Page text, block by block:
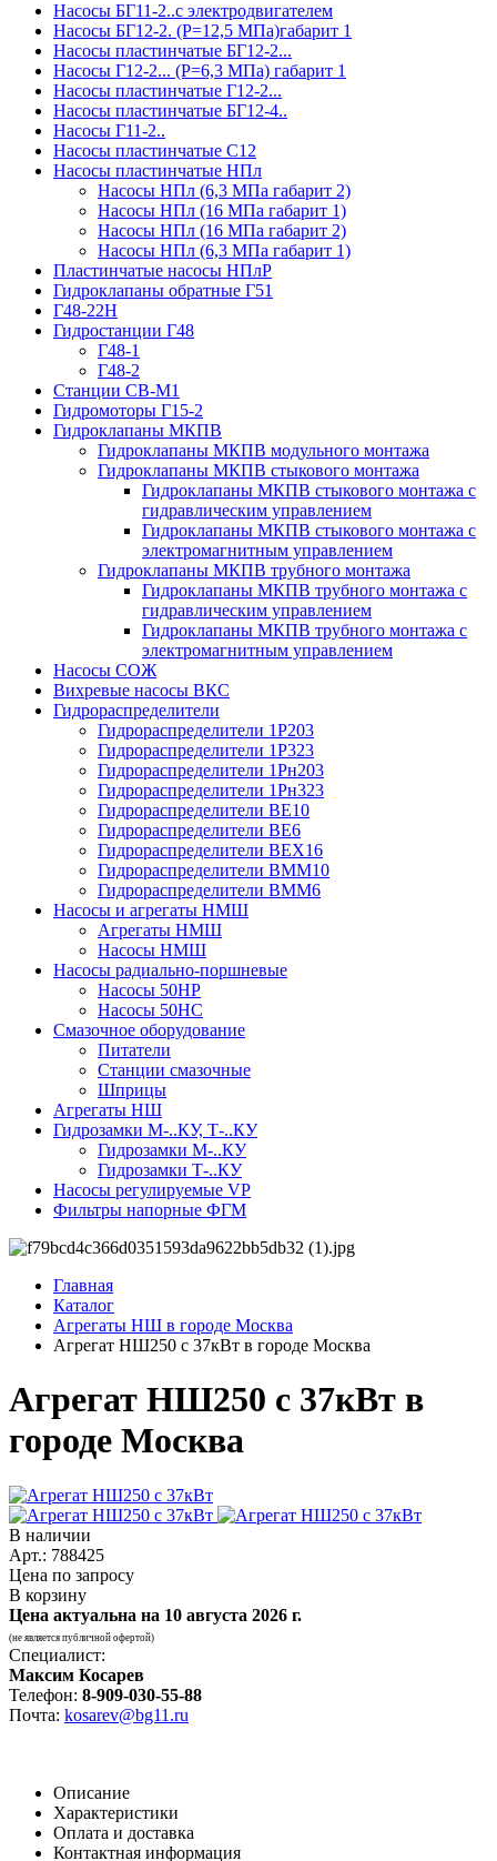
Насосы БГ11-2..с электродвигателем
Насосы БГ12-2. (Р=12,5 МПа)габарит 1
Насосы пластинчатые БГ12-2...
Насосы Г12-2... (Р=6,3 МПа) габарит 1
Насосы пластинчатые Г12-2...
Насосы пластинчатые БГ12-4..
Насосы Г11-2..
Насосы пластинчатые С12
Насосы пластинчатые НПл
Насосы НПл (6,3 МПа габарит 2)
Насосы НПл (16 МПа габарит 1)
Насосы НПл (16 МПа габарит 2)
Насосы НПл (6,3 МПа габарит 1)
Пластинчатые насосы НПлР
Гидроклапаны обратные Г51
Г48-22Н
Гидростанции Г48
Г48-1
Г48-2
Станции СВ-М1
Гидромоторы Г15-2
Гидроклапаны МКПВ
Гидроклапаны МКПВ модульного монтажа
Гидроклапаны МКПВ стыкового монтажа
Гидроклапаны МКПВ стыкового монтажа с
гидравлическим управлением
Гидроклапаны МКПВ стыкового монтажа с
электромагнитным управлением
Гидроклапаны МКПВ трубного монтажа
Гидроклапаны МКПВ трубного монтажа с
гидравлическим управлением
Гидроклапаны МКПВ трубного монтажа с
электромагнитным управлением
Насосы СОЖ
Вихревые насосы ВКС
Гидрораспределители
Гидрораспределители 1Р203
Гидрораспределители 1Р323
Гидрораспределители 1Рн203
Гидрораспределители 1Рн323
Гидрораспределители ВЕ10
Гидрораспределители ВЕ6
Гидрораспределители ВЕХ16
Гидрораспределители ВММ10
Гидрораспределители ВММ6
Насосы и агрегаты НМШ
Агрегаты НМШ
Насосы НМШ
Насосы радиально-поршневые
Насосы 50НР
Насосы 50НС
Смазочное оборудование
Питатели
Станции смазочные
Шприцы
Агрегаты НШ
Гидрозамки М-..КУ, Т-..КУ
Гидрозамки М-..КУ
Гидрозамки Т-..КУ
Насосы регулируемые VP
Фильтры напорные ФГМ
Главная
Каталог
Агрегаты НШ в городе Москва
Агрегат НШ250 с 37кВт в городе Москва
Агрегат НШ250 с 37кВт в
городе Москва
В наличии
Арт.: 788425
Цена по запросу
В корзину
Цена актуальна на 10 августа 2026 г.
(не является публичной офертой)
Специалист:
Максим Косарев
Телефон: 8-909-030-55-88
Почта: kosarev@bg11.ru
Описание
Характеристики
Оплата и доставка
Контактная информация